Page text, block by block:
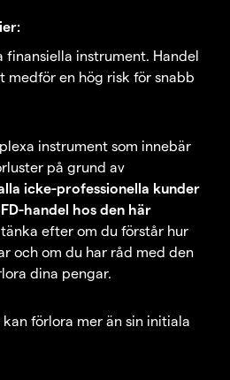
instrument. Handel
medför en hög risk för snabb
instrument som innebär
på grund av
icke-professionella kunder
handel hos den här
efter om du förstår hur
och om du har råd med den
dina pengar.
förlora mer än sin initiala